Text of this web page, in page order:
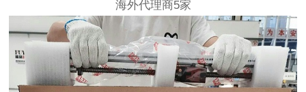
海外代理商5家